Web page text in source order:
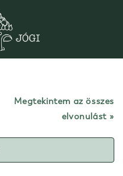
Megtekintem az összes
elvonulást